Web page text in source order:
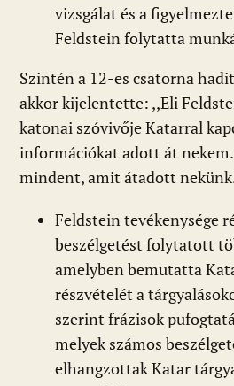
vizsgálat és a
Feldstein folytatta
Szintén a 12-es csatorna
akkor kijelentette: ,,Eli
katonai szóvivője Katarral
információkat adott át
mindent, amit átadott
Feldstein tevékenysége
beszélgetést folytatott
amelyben bemutatta
részvételét a
szerint frázisok
melyek számos
elhangzottak Katar